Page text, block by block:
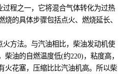
程之一，它将混合气体转化为过热
的具体步骤包括点火、燃烧延长、
方法。与汽油相比，柴油发动机使
油的自燃温度低(约220)，粘度高，
火花塞，压缩比比汽油机高。所以柴